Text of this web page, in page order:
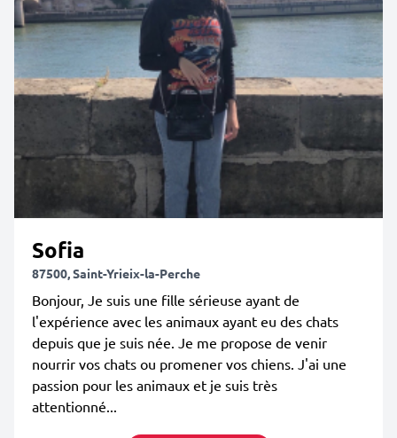
Sofia
87500, Saint-Yrieix-la-Perche
Bonjour, Je suis une fille sérieuse ayant de
l'expérience avec les animaux ayant eu des chats
depuis que je suis née. Je me propose de venir
nourrir vos chats ou promener vos chiens. J'ai une
passion pour les animaux et je suis très
attentionné...